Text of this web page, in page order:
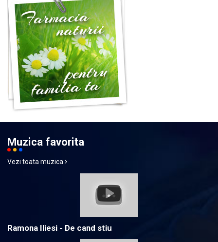
Muzica favorita
Vezi toata muzica
Ramona Iliesi - De cand stiu